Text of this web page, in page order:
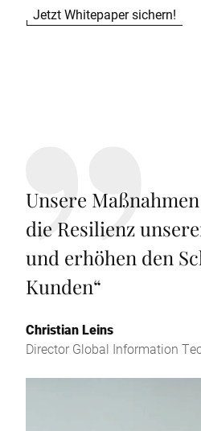
Jetzt Whitepaper sichern!
Unsere
die Resilienz
und erhöhen den
Kunden“
Christian Leins
Director Global Information